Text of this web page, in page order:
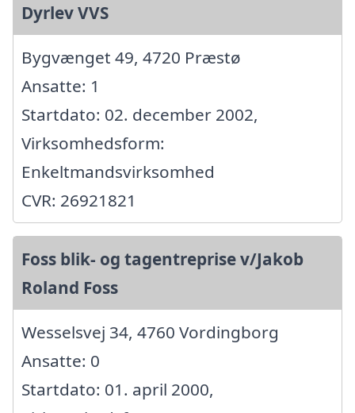
Dyrlev VVS
Bygvænget 49, 4720 Præstø
Ansatte: 1
Startdato: 02. december 2002,
Virksomhedsform:
Enkeltmandsvirksomhed
CVR: 26921821
Foss blik- og tagentreprise v/Jakob
Roland Foss
Wesselsvej 34, 4760 Vordingborg
Ansatte: 0
Startdato: 01. april 2000,